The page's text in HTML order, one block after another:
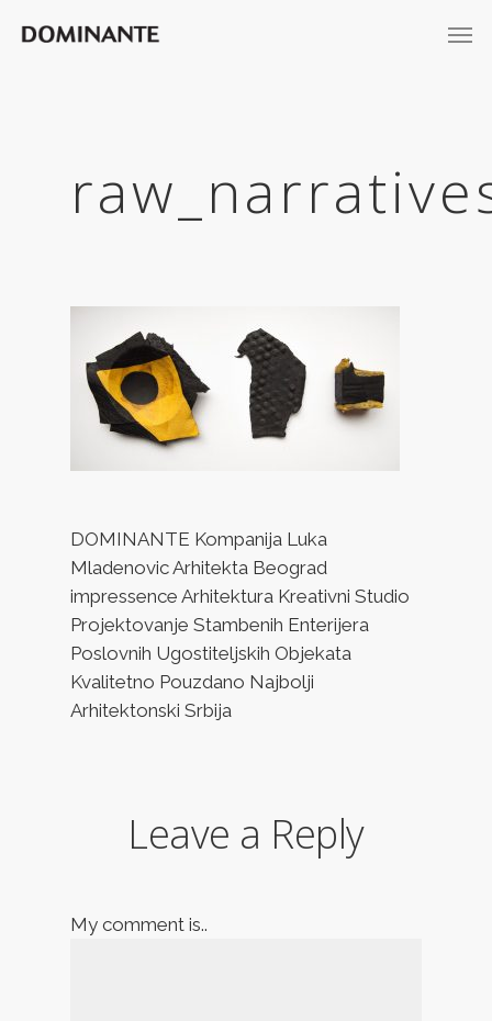
DOMINANTE Kompanija Luka
Mladenovic Arhitekta Beograd
impressence Arhitektura Kreativni Studio
Projektovanje Stambenih Enterijera
Poslovnih Ugostiteljskih Objekata
Kvalitetno Pouzdano Najbolji
Arhitektonski Srbija
Leave a Reply
My comment is..